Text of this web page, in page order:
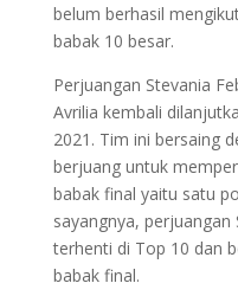
belum berhasil
babak 10 besar.
Perjuangan Stevania
Avrilia kembali
2021. Tim ini bersaing
berjuang untuk
babak final yaitu satu
sayangnya, perjuangan
terhenti di Top 10 dan
babak final.